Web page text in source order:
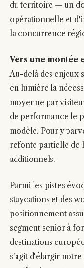
du territoire — un
opérationnelle et
la concurrence
Vers une montée
Au-delà des enjeux
en lumière la
moyenne par
de performance le
modèle. Pour y
refonte partielle de
additionnels.
Parmi les pistes
staycations et des
positionnement
segment senior à
destinations
s'agit d'élargir